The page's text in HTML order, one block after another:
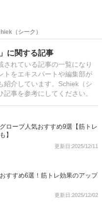
（シーク）
に関する記事
されている記事の一覧になり
トをエキスパートや編集部が
紹介しています。Schiek（シ
事を参考にしてください。
ローブ人気おすすめ9選【筋トレ
】
更新日:2025/12/11
すすめ6選！筋トレ効果のアップ
更新日:2025/12/02